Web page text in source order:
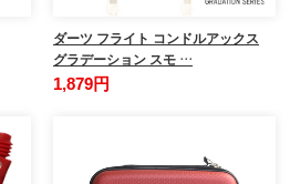
ダーツ フライト コンドルアックス
グラデーション スモ …
1,879円